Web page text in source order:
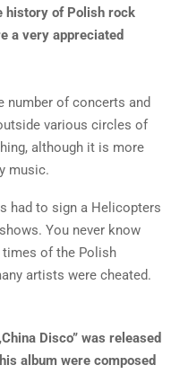
history of Polish rock
a very appreciated
number of concerts and
various circles of
although it is more
music.
had to sign a Helicopters
You never know
of the Polish
artists were cheated.
Disco” was released
album were composed